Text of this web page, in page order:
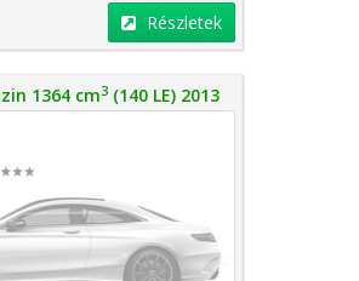
Részletek
1364 cm3 (140 LE) 2013